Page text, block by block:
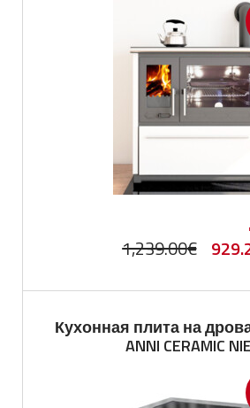
1,239.00€
Кухонная плита на
ANNI CERAMIC